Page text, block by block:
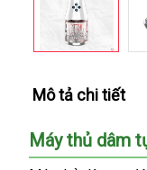
Mô tả chi tiết
Máy thủ dâm